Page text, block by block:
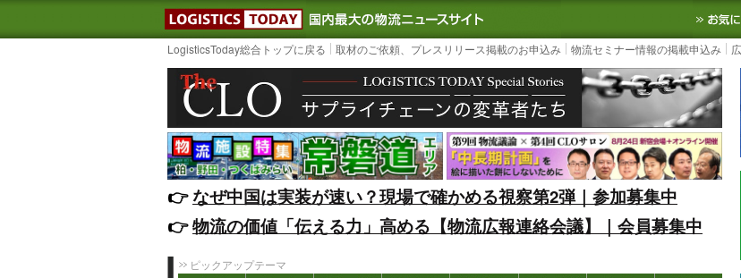
LOGISTICS TODAY｜国内最大の物流ニュースサイト3PL, SCMなど国内外の
LogisticsToday総合トップに戻る 取材のご依頼、プレスリリース掲載のお申込み 物流セミナー情報の掲載申込み
👉️なぜ中国は実装が速い？現場で確かめる視察第2弾｜参加募集中
👉️物流の価値「伝える力」高める【物流広報連絡会議】｜会員募集中
ピックアップテーマ